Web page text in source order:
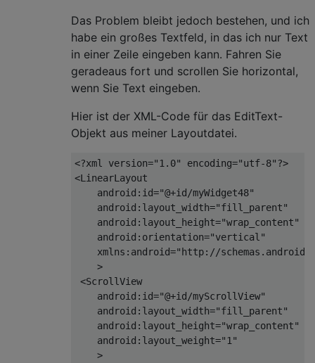
Das Problem bleibt jedoch bestehen, und ich
habe ein großes Textfeld, in das ich nur Text
in einer Zeile eingeben kann. Fahren Sie
geradeaus fort und scrollen Sie horizontal,
wenn Sie Text eingeben.
Hier ist der XML-Code für das EditText-
Objekt aus meiner Layoutdatei.
<?xml version="1.0" encoding="utf-8"?>
<LinearLayout
android:id="@+id/myWidget48"
android:layout_width="fill_parent"
android:layout_height="wrap_content"
android:orientation="vertical"
xmlns:android="http://
    >
<ScrollView
android:id="@+id/myScrollView"
android:layout_width="fill_parent"
android:layout_height="wrap_content"
android:layout_weight="1"
    >